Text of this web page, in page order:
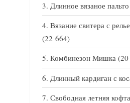
Длинное вязаное пальто
Вязание свитера с
(22 664)
Комбинезон Мишка
Длинный кардиган с
Свободная летняя